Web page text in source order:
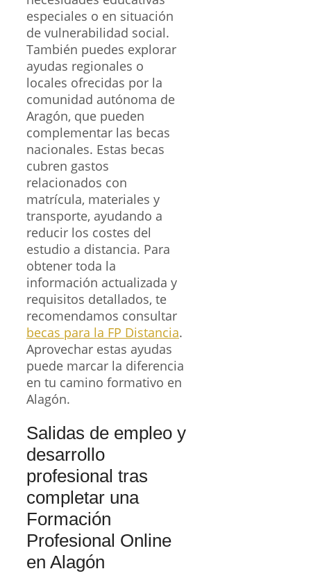
especiales o en situación
de vulnerabilidad social.
También puedes explorar
ayudas regionales o
locales ofrecidas por la
comunidad autónoma de
Aragón, que pueden
complementar las becas
nacionales. Estas becas
cubren gastos
relacionados con
matrícula, materiales y
transporte, ayudando a
reducir los costes del
estudio a distancia. Para
obtener toda la
información actualizada y
requisitos detallados, te
recomendamos consultar
becas para la FP Distancia.
Aprovechar estas ayudas
puede marcar la diferencia
en tu camino formativo en
Alagón.
Salidas de empleo y
desarrollo
profesional tras
completar una
Formación
Profesional Online
en Alagón